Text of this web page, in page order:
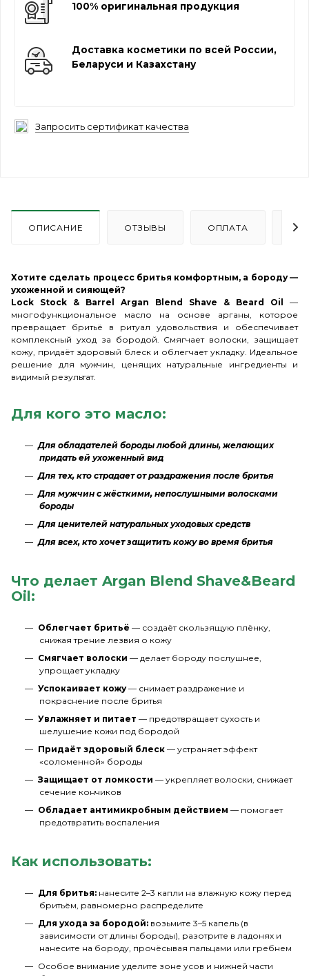
100% оригинальная продукция
Доставка косметики по всей России,
Беларуси и Казахстану
Запросить сертификат качества
ОПИСАНИЕ ОТЗЫВЫ ОПЛАТА
Хотите сделать процесс бритья комфортным, а бороду —
ухоженной и сияющей?
Lock Stock & Barrel Argan Blend Shave & Beard Oil
—
многофункциональное масло на основе арганы, которое
превращает бритьё в ритуал удовольствия и обеспечивает
комплексный уход за бородой. Смягчает волоски, защищает
кожу, придаёт здоровый блеск и облегчает укладку. Идеальное
решение для мужчин, ценящих натуральные ингредиенты и
видимый результат.
Для кого это масло:
Для обладателей бороды любой длины, желающих
придать ей ухоженный вид
Для тех, кто страдает от раздражения после бритья
Для мужчин с жёсткими, непослушными волосками
бороды
Для ценителей натуральных уходовых средств
Для всех, кто хочет защитить кожу во время бритья
Что делает Argan Blend Shave&Beard
Oil:
Облегчает бритьё — создаёт скользящую плёнку,
снижая трение лезвия о кожу
Смягчает волоски — делает бороду послушнее,
упрощает укладку
Успокаивает кожу— снимает раздражение и
покраснение после бритья
Увлажняет и питает — предотвращает сухость и
шелушение кожи под бородой
Придаёт здоровый блеск — устраняет эффект
«соломенной» бороды
Защищает от ломкости — укрепляет волоски, снижает
сечение кончиков
Обладает антимикробным действием — помогает
предотвратить воспаления
Как использовать:
Для бритья: нанесите 2–3 капли на влажную кожу перед
бритьём, равномерно распределите
Для ухода за бородой: возьмите 3–5 капель (в
зависимости от длины бороды), разотрите в ладонях и
нанесите на бороду, прочёсывая пальцами или гребнем
Особое внимание уделите зоне усов и нижней части